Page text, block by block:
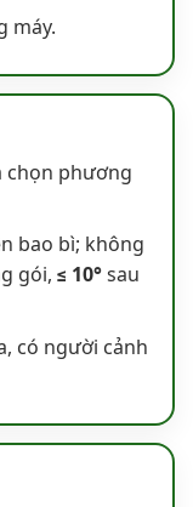
máy.
chọn phương
bao bì; không
gói, ≤ 10°sau
có người cảnh